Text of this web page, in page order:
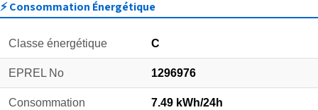
⚡ Consommation Énergétique
Classe énergétique C
EPREL No 1296976
Consommation
7.49 kWh/24h